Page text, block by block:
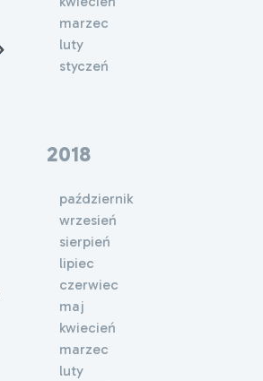
marzec
luty
styczeń
2018
październik
wrzesień
sierpień
lipiec
czerwiec
maj
kwiecień
marzec
luty